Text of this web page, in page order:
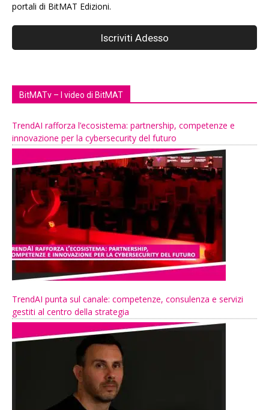
portali di BitMAT Edizioni.
BitMATv – I video di BitMAT
TrendAI rafforza l’ecosistema: partnership, competenze e
innovazione per la cybersecurity del futuro
TrendAI punta sul canale: competenze, consulenza e servizi
gestiti al centro della strategia